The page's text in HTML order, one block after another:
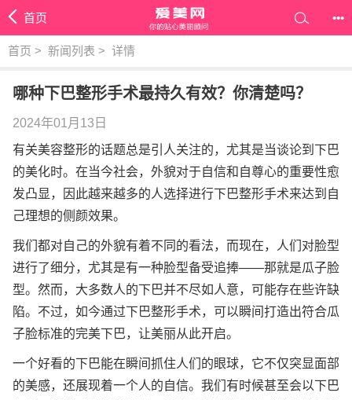
首页 •••
首页 > 新闻列表 > 详情
哪种下巴整形手术最持久有效？你清楚吗？
2024年01月13日
有关美容整形的话题总是引人关注的，尤其是当谈论到下巴
的美化时。在当今社会，外貌对于自信和自尊心的重要性愈
发凸显，因此越来越多的人选择进行下巴整形手术来达到自
己理想的侧颜效果。
我们都对自己的外貌有着不同的看法，而现在，人们对脸型
进行了细分，尤其是有一种脸型备受追捧——那就是瓜子脸
型。然而，大多数人的下巴并不尽如人意，可能存在些许缺
陷。不过，如今通过下巴整形手术，可以瞬间打造出符合瓜
子脸标准的完美下巴，让美丽从此开启。
一个好看的下巴能在瞬间抓住人们的眼球，它不仅突显面部
的美感，还展现着一个人的自信。我们有时候甚至会以下巴